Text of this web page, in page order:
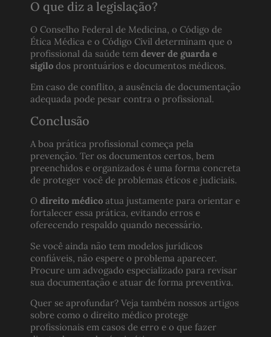
O que diz a legislação?
O Conselho Federal de Medicina, o Código de
Ética Médica e o Código Civil determinam que o
profissional da saúde tem dever de guarda e
sigilo dos prontuários e documentos médicos.
Em caso de conflito, a ausência de documentação
adequada pode pesar contra o profissional.
Conclusão
A boa prática profissional começa pela
prevenção. Ter os documentos certos, bem
preenchidos e organizados é uma forma concreta
de proteger você de problemas éticos e judiciais.
O direito médico atua justamente para orientar e
fortalecer essa prática, evitando erros e
oferecendo respaldo quando necessário.
Se você ainda não tem modelos jurídicos
confiáveis, não espere o problema aparecer.
Procure um advogado especializado para revisar
sua documentação e atuar de forma preventiva.
Quer se aprofundar? Veja também nossos artigos
sobre como o direito médico protege
profissionais em casos de erro e o que fazer